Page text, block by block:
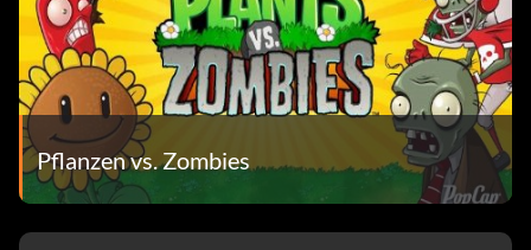
Pflanzen vs. Zombies